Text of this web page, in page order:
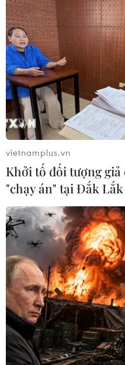
Khoa học công
hiện thực hóa phát
18/05/2026 02:57
Thủ tướng cho rằng khoa
tạo và chuyển đổi số là
phá chiến lược hàng đầu
triển mới của đất nước.
vietnamplus.vn
Khởi tố đối tượng giả
"chạy án" tại Đắk Lắk